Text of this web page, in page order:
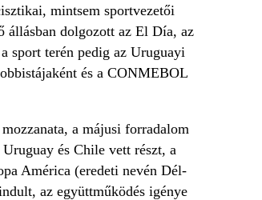
mintsem sportvezetői
állásban dolgozott az El Día, az
sport terén pedig az Uruguayi
és a CONMEBOL
a májusi forradalom
és Chile vett részt, a
América (eredeti nevén Dél-
az együttműködés igénye